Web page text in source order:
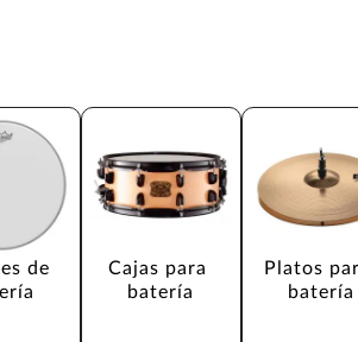
de
Cajas para
batería
Platos
batería